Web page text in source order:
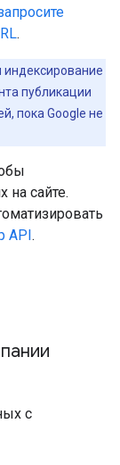
.
индексирование
публикации
пока Google не
на сайте.
API.
с